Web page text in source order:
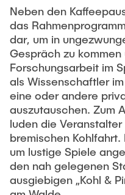
Kai Christian Hübner
Omar Jabi
Marvin Jäger
Sarah Klass
Dominik Langer
Rasmus Mentzer
Philip Riege
Georg Frederik
Marvin Ruppik
Ausstattung des
Messtechnik
Aufbautechnologien
Feinmechanik
Software
Neben den
das
dar, um in
Gespräch zu
Forschungsarbeit im
als Wissenschaftler
eine oder andere
auszutauschen. Zum
luden die
bremischen
um lustige Spiele
den nah gelegenen
ausgiebigen „Kohl &